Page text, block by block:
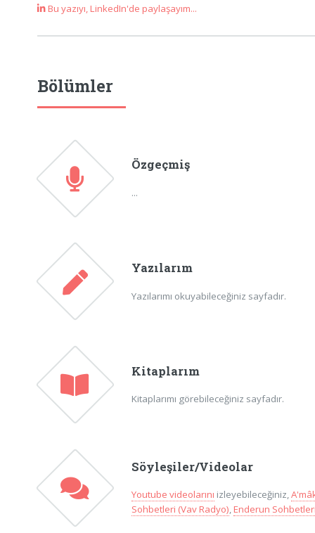
Bu yazıyı, LinkedIn'de paylaşayım...
Bölümler
Özgeçmiş
...
Yazılarım
Yazılarımı okuyabileceğiniz sayfadır.
Kitaplarım
Kitaplarımı görebileceğiniz sayfadır.
Söyleşiler/Videolar
Youtube videolarını izleyebileceğiniz,
Sohbetleri (Vav Radyo),Enderun